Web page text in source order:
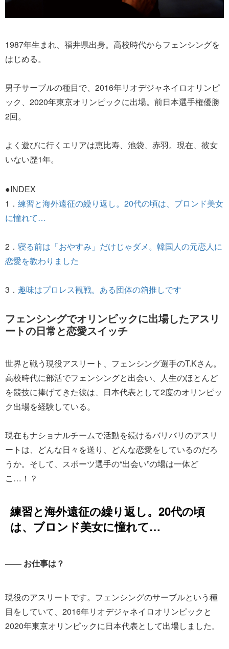
1987年生まれ、福井県出身。高校時代からフェンシングを
はじめる。
男子サーブルの種目で、2016年リオデジャネイロオリンピ
ック、2020年東京オリンピックに出場。前日本選手権優勝
2回。
よく遊びに行くエリアは恵比寿、池袋、赤羽。現在、彼女
いない歴1年。
●INDEX
1． 練習と海外遠征の繰り返し。20代の頃は、ブロンド美女
に憧れて…
2． 寝る前は「おやすみ」だけじゃダメ。韓国人の元恋人に
恋愛を教わりました
3． 趣味はプロレス観戦。ある団体の箱推しです
フェンシングでオリンピックに出場したアスリ
ートの日常と恋愛スイッチ
世界と戦う現役アスリート、フェンシング選手のT.Kさん。
高校時代に部活でフェンシングと出会い、人生のほとんど
を競技に捧げてきた彼は、日本代表として2度のオリンピッ
ク出場を経験している。
現在もナショナルチームで活動を続けるバリバリのアスリ
ートは、どんな日々を送り、どんな恋愛をしているのだろ
うか。そして、スポーツ選手の“出会い”の場は一体ど
こ…！？
練習と海外遠征の繰り返し。20代の頃
は、ブロンド美女に憧れて…
―― お仕事は？
現役のアスリートです。フェンシングのサーブルという種
目をしていて、2016年リオデジャネイロオリンピックと
2020年東京オリンピックに日本代表として出場しました。